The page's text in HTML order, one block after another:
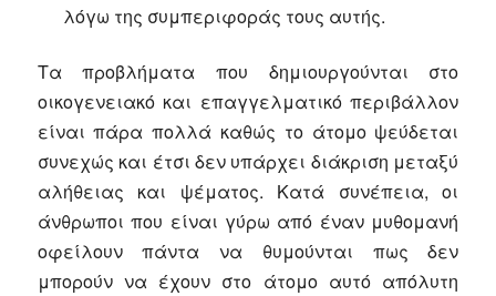
λόγω της συμπεριφοράς τους αυτής.
Τα προβλήματα που δημιουργούνται στο
οικογενειακό και επαγγελματικό περιβάλλον
είναι πάρα πολλά καθώς το άτομο ψεύδεται
συνεχώς και έτσι δεν υπάρχει διάκριση μεταξύ
αλήθειας και ψέματος. Κατά συνέπεια, οι
άνθρωποι που είναι γύρω από έναν μυθομανή
οφείλουν πάντα να θυμούνται πως δεν
μπορούν να έχουν στο άτομο αυτό απόλυτη